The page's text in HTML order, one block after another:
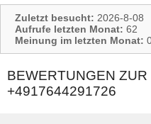
Zuletzt besucht: 2026-8-08
Aufrufe letzten Monat: 62
Meinung im letzten Monat:
BEWERTUNGEN
+4917644291726